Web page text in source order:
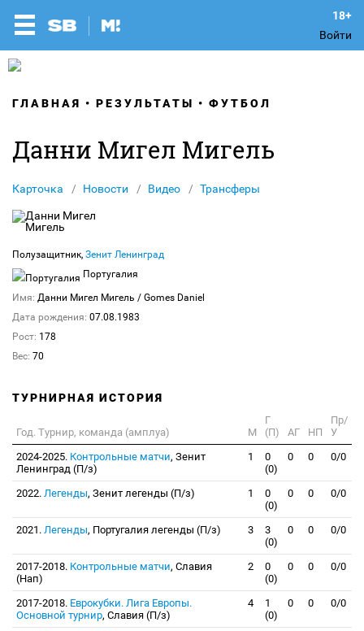
Войти
ГЛАВНАЯ РЕЗУЛЬТАТЫ ФУТБОЛ
Данни Мигел Мигель
Карточка Новости Видео Трансферы
Полузащитник, Зенит Ленинград
Португалия
Имя: Данни Мигел Мигель / Gomes Daniel
Дата рождения: 07.08.1983
Рост: 178
Вес: 70
ТУРНИРНАЯ ИСТОРИЯ
Год. Турнир, команда (амплуа) М
Г
(П)
АГ НП
Пр/
У
2024-2025. Контрольные матчи, Зенит
Ленинград (П/з)
1
0
(0)
0 0 0/0
2022. Легенды, Зенит легенды (П/з) 1
0
(0)
0 0 0/0
2021. Легенды, Португалия легенды (П/з) 3
3
(0)
0 0 0/0
2017-2018. Контрольные матчи, Славия
(Нап)
2
0
(0)
0 0 0/0
2017-2018. Еврокубки. Лига Европы.
Основной турнир, Славия (П/з)
4
1
(0)
0 0 0/0